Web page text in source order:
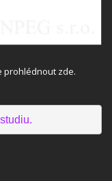
prohlédnout zde.